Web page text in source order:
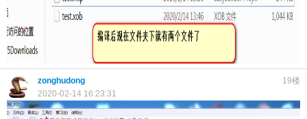
19楼
zonghudong
2020-02-14 16:23:31